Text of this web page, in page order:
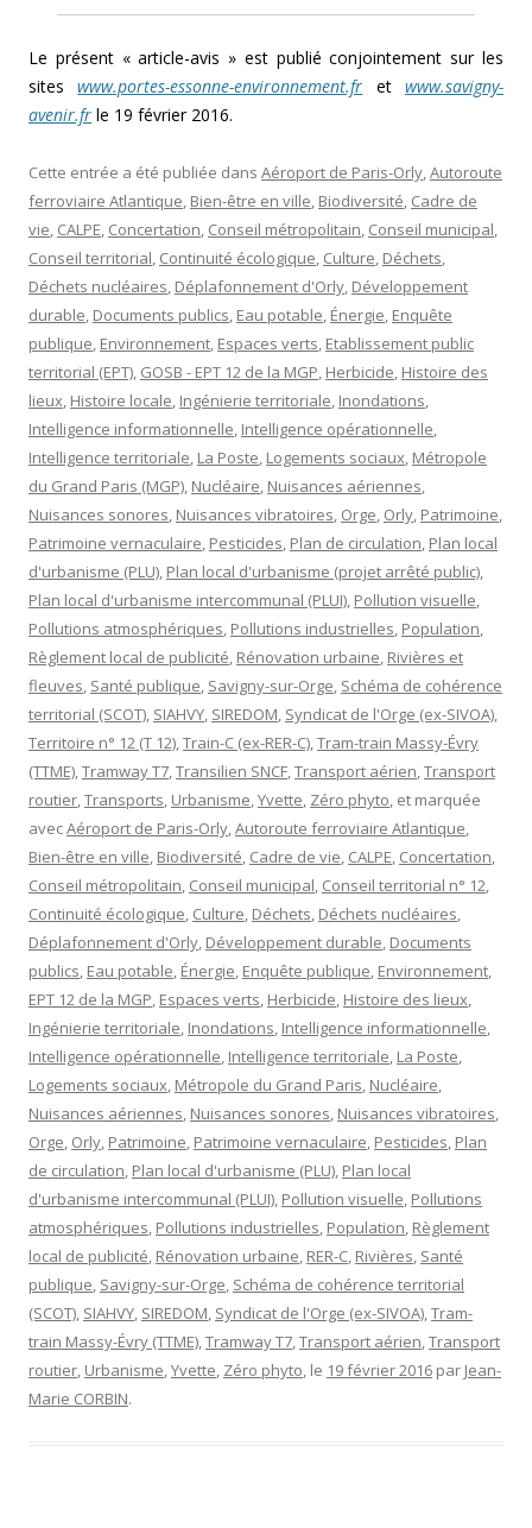
Le présent « article-avis » est publié conjointement sur les
siteswww.portes-essonne-environnement.fr etwww.savigny-
avenir.fr le 19 février 2016.
Cette entrée a été publiée dans Aéroport de Paris-Orly,Autoroute
ferroviaire Atlantique, Bien-être en ville, Biodiversité, Cadre de
vie, CALPE, Concertation, Conseil métropolitain, Conseil municipal,
Conseil territorial, Continuité écologique, Culture, Déchets,
Déchets nucléaires, Déplafonnement d'Orly, Développement
durable, Documents publics, Eau potable, Énergie, Enquête
publique, Environnement, Espaces verts, Etablissement public
territorial (EPT), GOSB - EPT 12 de la MGP, Herbicide, Histoire des
lieux, Histoire locale, Ingénierie territoriale, Inondations,
Intelligence informationnelle, Intelligence opérationnelle,
Intelligence territoriale, La Poste, Logements sociaux, Métropole
du Grand Paris (MGP), Nucléaire, Nuisances aériennes,
Nuisances sonores, Nuisances vibratoires, Orge, Orly, Patrimoine,
Patrimoine vernaculaire, Pesticides, Plan de circulation, Plan local
d'urbanisme (PLU), Plan local d'urbanisme (projet arrêté public),
Plan local d'urbanisme intercommunal (PLUI), Pollution visuelle,
Pollutions atmosphériques, Pollutions industrielles, Population,
Règlement local de publicité, Rénovation urbaine, Rivières et
fleuves, Santé publique, Savigny-sur-Orge, Schéma de cohérence
territorial (SCOT), SIAHVY, SIREDOM, Syndicat de l'Orge (ex-SIVOA),
Territoire n° 12 (T 12),Train-C (ex-RER-C),Tram-train Massy-Évry
(TTME),Tramway T7,Transilien SNCF,Transport aérien,Transport
routier,Transports, Urbanisme,Yvette, Zéro phyto, et marquée
avecAéroport de Paris-Orly,Autoroute ferroviaire Atlantique,
Bien-être en ville, Biodiversité, Cadre de vie, CALPE, Concertation,
Conseil métropolitain, Conseil municipal, Conseil territorial n° 12,
Continuité écologique, Culture, Déchets, Déchets nucléaires,
Déplafonnement d'Orly, Développement durable, Documents
publics, Eau potable, Énergie, Enquête publique, Environnement,
EPT 12 de la MGP, Espaces verts, Herbicide, Histoire des lieux,
Ingénierie territoriale, Inondations, Intelligence informationnelle,
Intelligence opérationnelle, Intelligence territoriale, La Poste,
Logements sociaux, Métropole du Grand Paris, Nucléaire,
Nuisances aériennes, Nuisances sonores, Nuisances vibratoires,
Orge, Orly, Patrimoine, Patrimoine vernaculaire, Pesticides, Plan
de circulation, Plan local d'urbanisme (PLU), Plan local
d'urbanisme intercommunal (PLUI), Pollution visuelle, Pollutions
atmosphériques, Pollutions industrielles, Population, Règlement
local de publicité, Rénovation urbaine, RER-C, Rivières, Santé
publique, Savigny-sur-Orge, Schéma de cohérence territorial
(SCOT), SIAHVY, SIREDOM, Syndicat de l'Orge (ex-SIVOA),Tram-
train Massy-Évry (TTME),Tramway T7,Transport aérien,Transport
routier, Urbanisme,Yvette, Zéro phyto, le 19 février 2016 par Jean-
Marie CORBIN.